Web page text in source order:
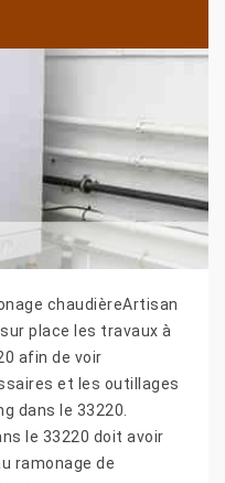
chaudièreArtisan
place les travaux à
afin de voir
et les outillages
dans le 33220.
le 33220 doit avoir
ramonage de